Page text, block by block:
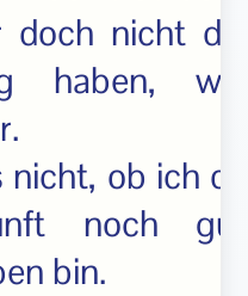
nicht die
haben, wie
ob ich da
noch gut
bin.